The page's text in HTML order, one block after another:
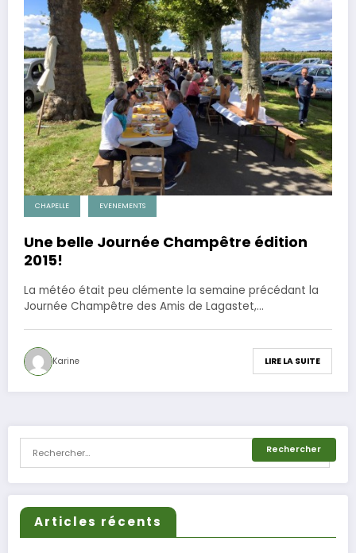
CHAPELLE EVENEMENTS
Une belle Journée Champêtre édition
2015!
La météo était peu clémente la semaine précédant la
Journée Champêtre des Amis de Lagastet,…
Karine LIRE LA SUITE
Articles récents